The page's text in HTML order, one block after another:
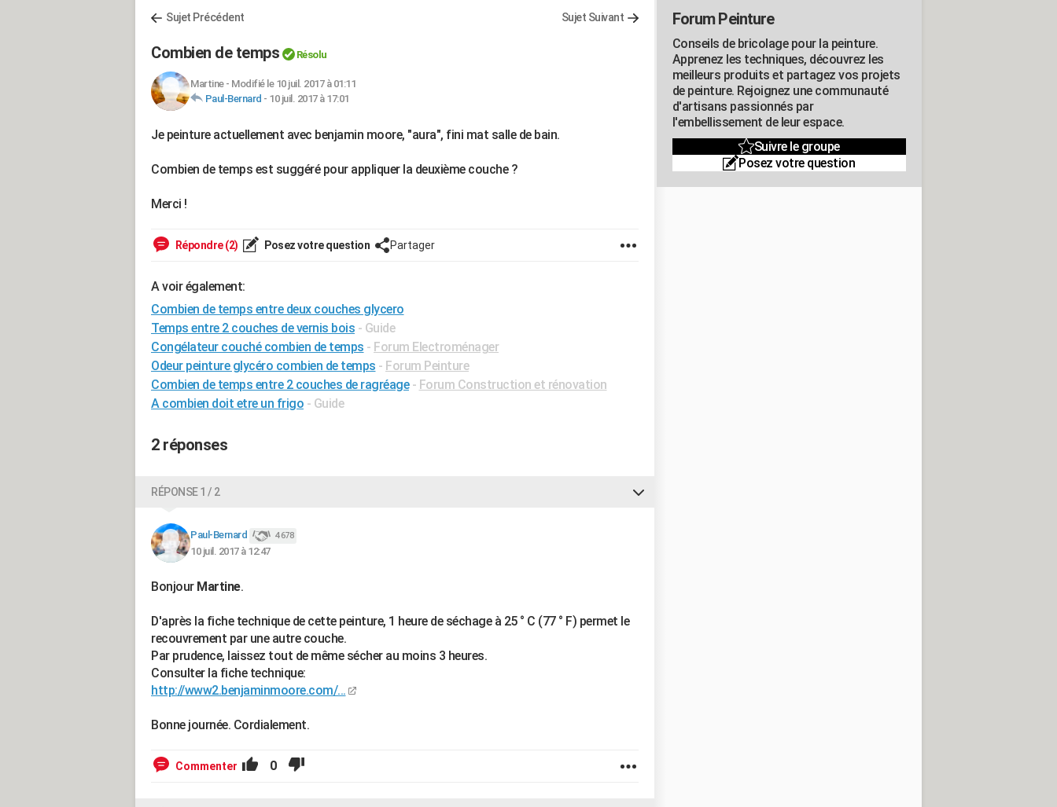
Sujet Précédent Sujet Suivant
Combien de temps Résolu
Martine- Modifié le 10 juil. 2017 à 01:11
Paul-Bernard - 10 juil. 2017 à 17:01
Je peinture actuellement avec benjamin moore, "aura", fini mat salle de bain.
Combien de temps est suggéré pour appliquer la deuxième couche ?
Merci !
Répondre (2) Posez votre question Partager
A voir également:
Combien de temps entre deux couches glycero
Temps entre 2 couches de vernis bois - Guide
Congélateur couché combien de temps - Forum Electroménager
Odeur peinture glycéro combien de temps - Forum Peinture
Combien de temps entre 2 couches de ragréage - Forum Construction et rénovation
A combien doit etre un frigo - Guide
2 réponses
RÉPONSE 1 / 2
Paul-Bernard 4 678
10 juil. 2017 à 12:47
Bonjour Martine.
D'après la fiche technique de cette peinture, 1 heure de séchage à 25 ° C (77 ° F) permet le
recouvrement par une autre couche.
Par prudence, laissez tout de même sécher au moins 3 heures.
Consulter la fiche technique:
http://www2.benjaminmoore.com/...
Bonne journée. Cordialement.
Commenter 0
Forum Peinture
Conseils de bricolage pour la peinture.
Apprenez les techniques, découvrez les
meilleurs produits et partagez vos projets
de peinture. Rejoignez une communauté
d'artisans passionnés par
l'embellissement de leur espace.
Suivre le groupe
Posez votre question